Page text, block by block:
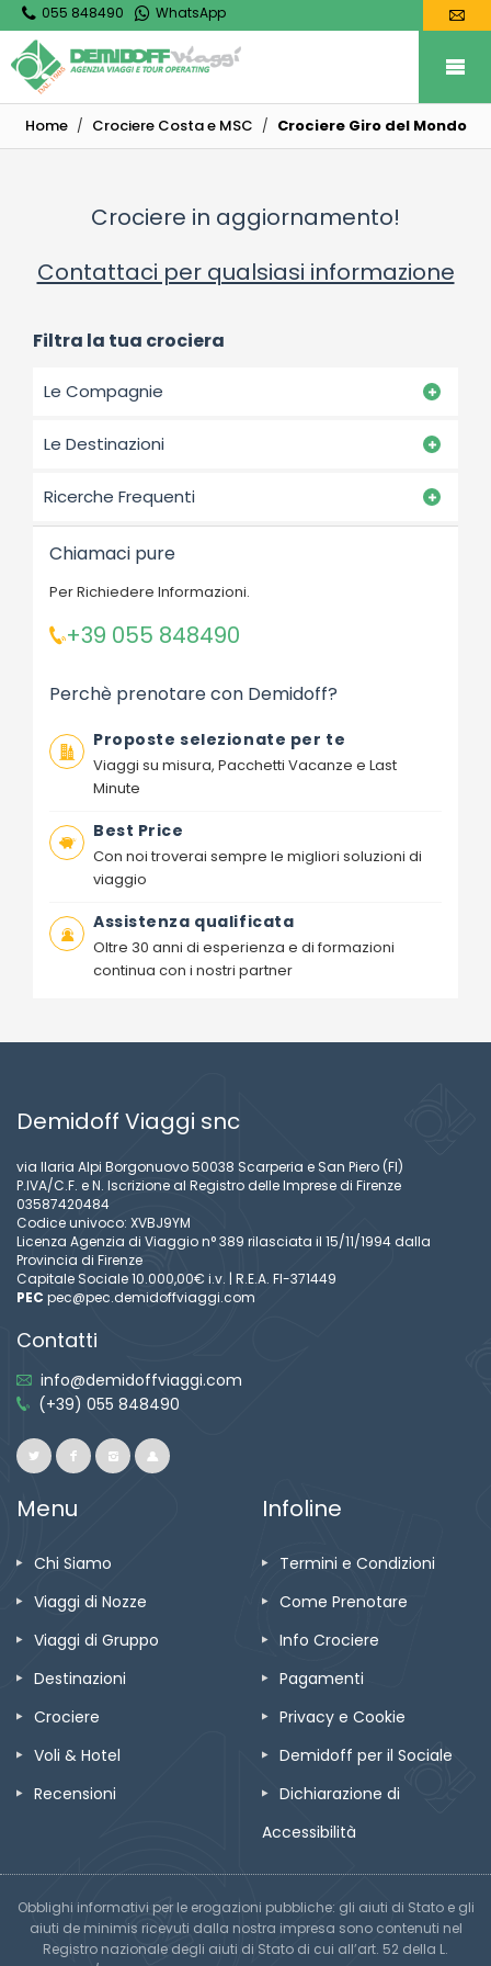
055 848490 WhatsApp
Home Crociere Costa e MSC Crociere Giro del Mondo
Crociere in aggiornamento!
Contattaci per qualsiasi informazione
Filtra la tua crociera
Le Compagnie
Le Destinazioni
Ricerche Frequenti
Chiamaci pure
Per Richiedere Informazioni.
+39 055 848490
Perchè prenotare con Demidoff?
Proposte selezionate per te
Viaggi su misura, Pacchetti Vacanze e Last
Minute
Best Price
Con noi troverai sempre le migliori soluzioni di
viaggio
Assistenza qualificata
Oltre 30 anni di esperienza e di formazioni
continua con i nostri partner
Demidoff Viaggi snc
via Ilaria Alpi Borgonuovo 50038 Scarperia e San Piero (FI)
P.IVA/C.F. e N. Iscrizione al Registro delle Imprese di Firenze
03587420484
Codice univoco: XVBJ9YM
Licenza Agenzia di Viaggio n° 389 rilasciata il 15/11/1994 dalla
Provincia di Firenze
Capitale Sociale 10.000,00€ i.v. | R.E.A. FI-371449
PEC pec@pec.demidoffviaggi.com
Contatti
info@demidoffviaggi.com
(+39) 055 848490
Menu
Chi Siamo
Viaggi di Nozze
Viaggi di Gruppo
Destinazioni
Crociere
Voli & Hotel
Recensioni
Infoline
Termini e Condizioni
Come Prenotare
Info Crociere
Pagamenti
Privacy e Cookie
Demidoff per il Sociale
Dichiarazione di
Accessibilità
Obblighi informativi per le erogazioni pubbliche: gli aiuti di Stato e gli
aiuti de minimis ricevuti dalla nostra impresa sono contenuti nel
Registro nazionale degli aiuti di Stato di cui all’art. 52 della L.